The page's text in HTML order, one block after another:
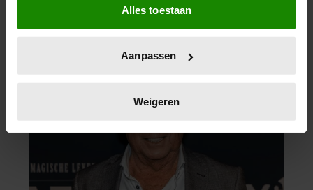
Informatie verzamelen over uw geografische
locatie, die tot een paar meter nauwkeurig kan zijn
scannen op specifieke eigenschappen (fingerprinting)
verwerkt en stel uw voorkeuren in het
intrekken in de Cookieverklaring.
We gebruiken cookies om content en advertenties te
personaliseren, om functies voor social media te bieden
Alles toestaan
Aanpassen
Weigeren